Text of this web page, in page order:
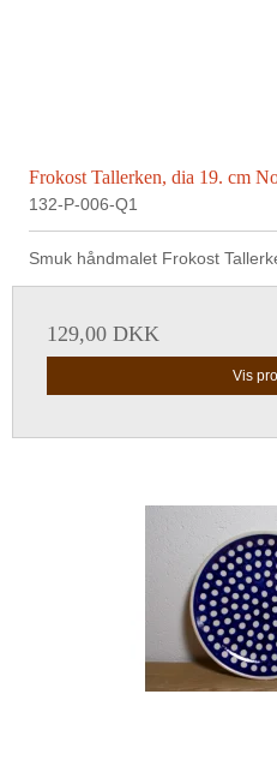
Frokost Tallerken, dia 19. cm
132-P-006-Q1
Smuk håndmalet Frokost
129,00 DKK
Vis